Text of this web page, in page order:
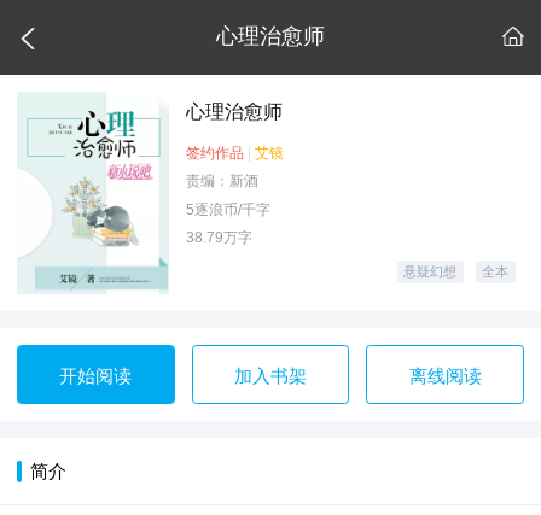
 心理治愈师 
心理治愈师
签约作品 | 艾镜
责编：新酒
5逐浪币/千字
38.79万字
悬疑幻想 全本
开始阅读 加入书架 离线阅读
简介